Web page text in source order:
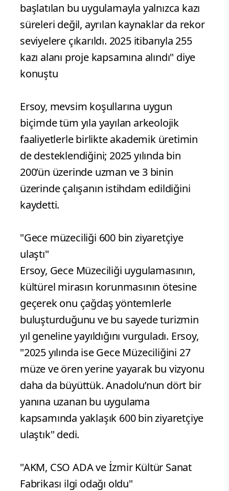
başlatılan bu uygulamayla yalnızca kazı
süreleri değil, ayrılan kaynaklar da rekor
seviyelere çıkarıldı. 2025 itibarıyla 255
kazı alanı proje kapsamına alındı" diye
konuştu
Ersoy, mevsim koşullarına uygun
biçimde tüm yıla yayılan arkeolojik
faaliyetlerle birlikte akademik üretimin
de desteklendiğini; 2025 yılında bin
200’ün üzerinde uzman ve 3 binin
üzerinde çalışanın istihdam edildiğini
kaydetti.
"Gece müzeciliği 600 bin ziyaretçiye
ulaştı"
Ersoy, Gece Müzeciliği uygulamasının,
kültürel mirasın korunmasının ötesine
geçerek onu çağdaş yöntemlerle
buluşturduğunu ve bu sayede turizmin
yıl geneline yayıldığını vurguladı. Ersoy,
"2025 yılında ise Gece Müzeciliğini 27
müze ve ören yerine yayarak bu vizyonu
daha da büyüttük. Anadolu’nun dört bir
yanına uzanan bu uygulama
kapsamında yaklaşık 600 bin ziyaretçiye
ulaştık" dedi.
"AKM, CSO ADA ve İzmir Kültür Sanat
Fabrikası ilgi odağı oldu"